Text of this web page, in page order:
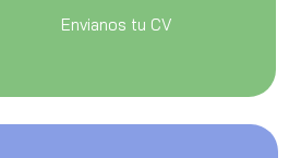
Envianos tu CV